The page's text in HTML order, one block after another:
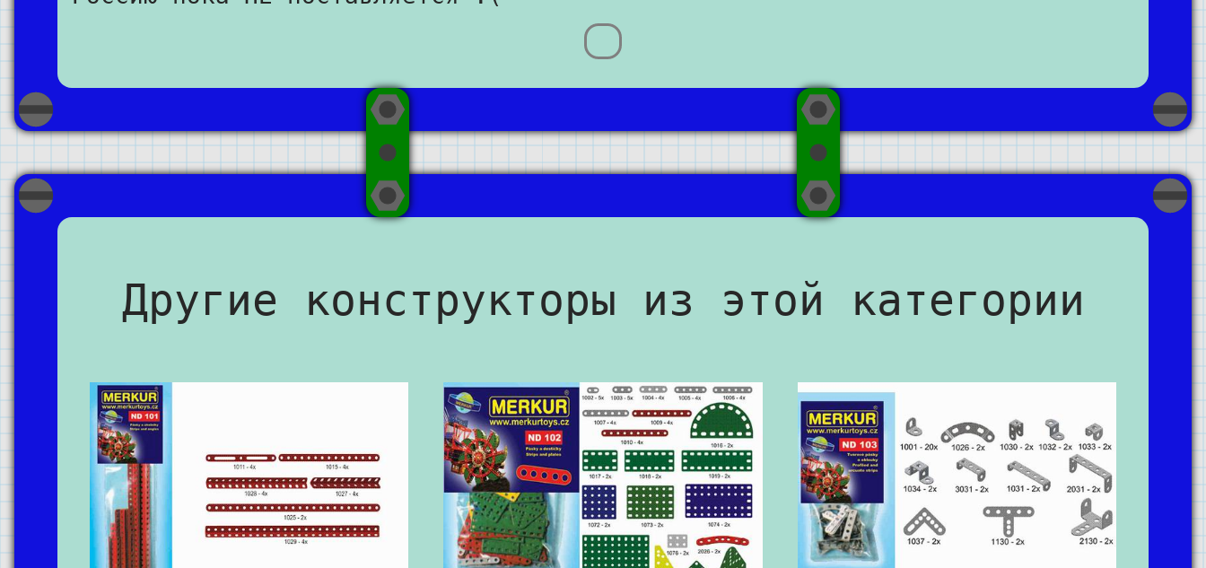
Другие конструкторы из этой категории